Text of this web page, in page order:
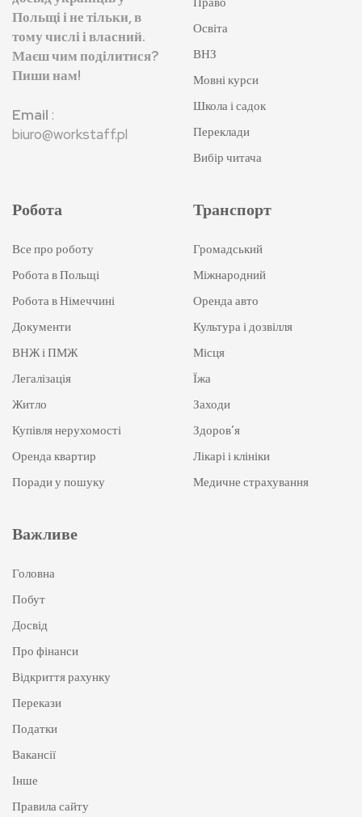
Польщі і не тільки, в
тому числі і власний.
Маєш чим поділитися?
Пиши нам!
Email :
biuro@workstaff.pl
Освіта
ВНЗ
Мовні курси
Школа і садок
Переклади
Вибір читача
Робота
Все про роботу
Робота в Польщі
Робота в Німеччині
Документи
ВНЖ і ПМЖ
Легалізація
Житло
Купівля нерухомості
Оренда квартир
Поради у пошуку
Транспорт
Громадський
Міжнародний
Оренда авто
Культура і дозвілля
Місця
Їжа
Заходи
Здоров’я
Лікарі і клініки
Медичне страхування
Важливе
Головна
Побут
Досвід
Про фінанси
Відкриття рахунку
Перекази
Податки
Вакансії
Інше
Правила сайту